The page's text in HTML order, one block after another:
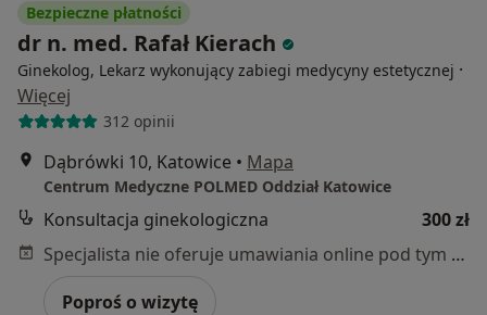
Bezpieczne płatności
dr n. med. Rafał Kierach
Ginekolog, Lekarz wykonujący zabiegi medycyny estetycznej ·
Więcej
312 opinii
Dąbrówki 10, Katowice • Mapa
Centrum Medyczne POLMED Oddział Katowice
Konsultacja ginekologiczna
300 zł
Specjalista nie oferuje umawiania online pod tym adresem.
Poproś o wizytę